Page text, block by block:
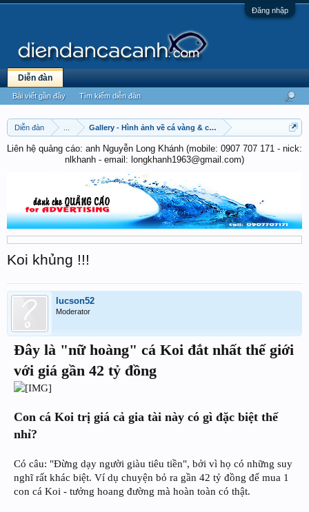
Đăng nhập
Diễn đàn Gallery - Hình ảnh về cá vàng & cá chép
Liên hệ quảng cáo: anh Nguyễn Long Khánh (mobile: 0907 707 171 - nick:
nlkhanh - email: longkhanh1963@gmail.com)
Koi khủng !!!
lucson52
Moderator
Đây là "nữ hoàng" cá Koi đắt nhất thế giới
với giá gần 42 tỷ đồng
Con cá Koi trị giá cả gia tài này có gì đặc biệt thế
nhỉ?
Có câu: "Đừng dạy người giàu tiêu tiền", bởi vì họ có những suy
nghĩ rất khác biệt. Ví dụ chuyện bỏ ra gần 42 tỷ đồng để mua 1
con cá Koi - tưởng hoang đường mà hoàn toàn có thật.
Diễn đàn
Bài viết gần đây Tìm kiếm diễn đàn